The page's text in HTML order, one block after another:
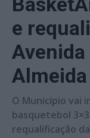
e
Almeida
O Município vai
basquetebol
requalificação